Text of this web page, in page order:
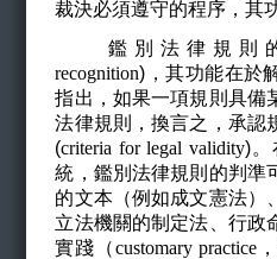
裁決必須遵守的程序，其
鑑別法律規則
recognition) ，其功能在於
指出，如果一項規則具備
法律規則，換言之，承認
(criteria for legal validity)。
統，鑑別法律規則的判準
的文本（例如成文憲法）
立法機關的制定法、行政
實踐（customary practice